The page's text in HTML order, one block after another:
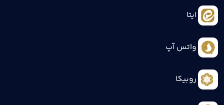
ایتا
واتس آپ
روبیکا